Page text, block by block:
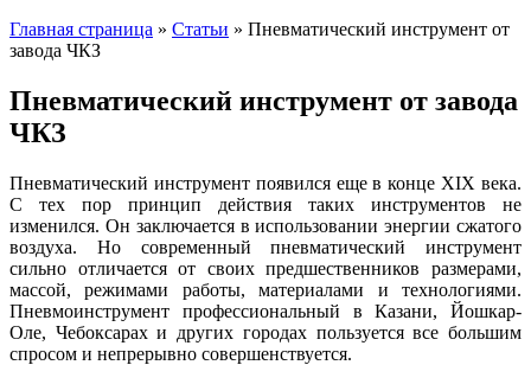
Главная страница » Статьи » Пневматический инструмент от
завода ЧКЗ
Пневматический инструмент от завода
ЧКЗ
Пневматический инструмент появился еще в конце XIX века.
С тех пор принцип действия таких инструментов не
изменился. Он заключается в использовании энергии сжатого
воздуха. Но современный пневматический инструмент
сильно отличается от своих предшественников размерами,
массой, режимами работы, материалами и технологиями.
Пневмоинструмент профессиональный в Казани, Йошкар-
Оле, Чебоксарах и других городах пользуется все большим
спросом и непрерывно совершенствуется.